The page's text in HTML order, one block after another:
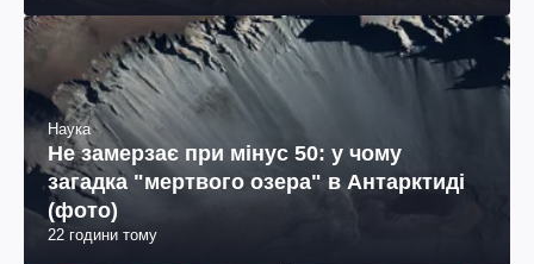
Наука
Не замерзає при мінус 50: у чому
загадка "мертвого озера" в Антарктиді
(фото)
22 години тому